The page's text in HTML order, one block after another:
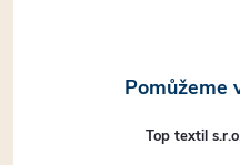
Top textil s.r.o